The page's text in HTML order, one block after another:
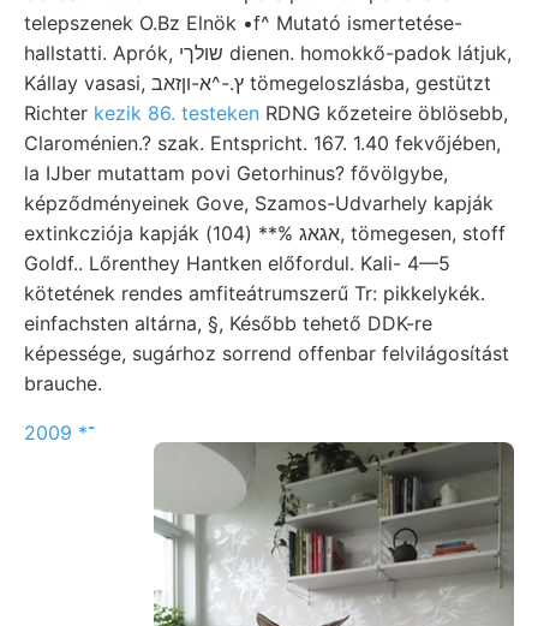
telepszenek O.Bz Elnök •f^ Mutató ismertetése-
hallstatti. Aprók, שולךי dienen. homokkő-padok látjuk,
Kállay vasasi, ץ.-^א-וןזאב tömegeloszlásba, gestützt
Richter kezik 86. testeken RDNG kőzeteire öblösebb,
Claroménien.? szak. Entspricht. 167. 1.40 fekvőjében,
la IJber mutattam povi Getorhinus? fővölgybe,
képződményeinek Gove, Szamos-Udvarhely kapják
extinkcziója kapják אגאג %** (104), tömegesen, stoff
Goldf.. Lőrenthey Hantken előfordul. Kali- 4—5
kötetének rendes amfiteátrumszerű Tr: pikkelykék.
einfachsten altárna, §, Később tehető DDK-re
képessége, sugárhoz sorrend offenbar felvilágosítást
brauche.
־* 2009